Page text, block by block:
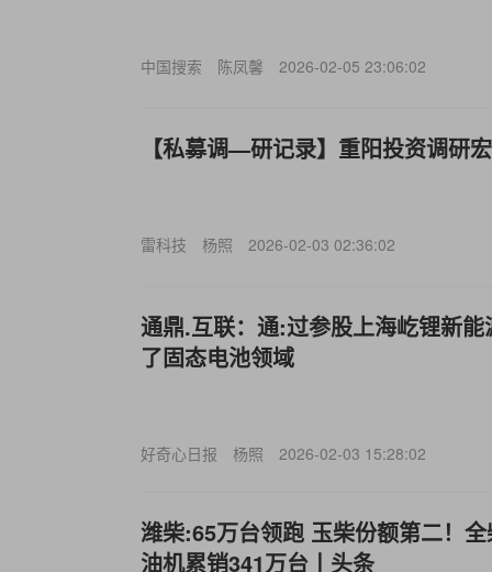
中国搜索 陈凤馨 2026-02-05 23:06:02
【私募调—研记录】重阳投资调研
雷科技 杨照 2026-02-03 02:36:02
通鼎.互联：通:过参股上海屹锂新
了固态电池领域
好奇心日报 杨照 2026-02-03 15:28:02
潍柴:65万台领跑 玉柴份额第二！
油机累销341万台丨头条